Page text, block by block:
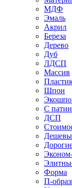
МДФ
Эмаль
Акрил
Береза
Дерево
Дуб
ЛДСП
Массив
Шпон
С
ДСП
Форма
П-